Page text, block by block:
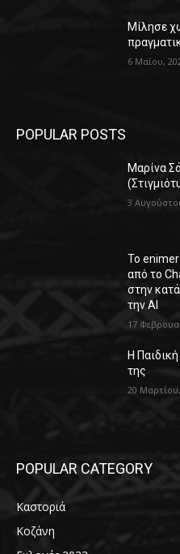
Μίλησε
6 Μαΐου,
POPULAR POSTS
Μαρίνα
3
Το
από το
στην
την AI
17
Η
της
20
POPULAR CATEGORY
Καστοριά
Κοζάνη